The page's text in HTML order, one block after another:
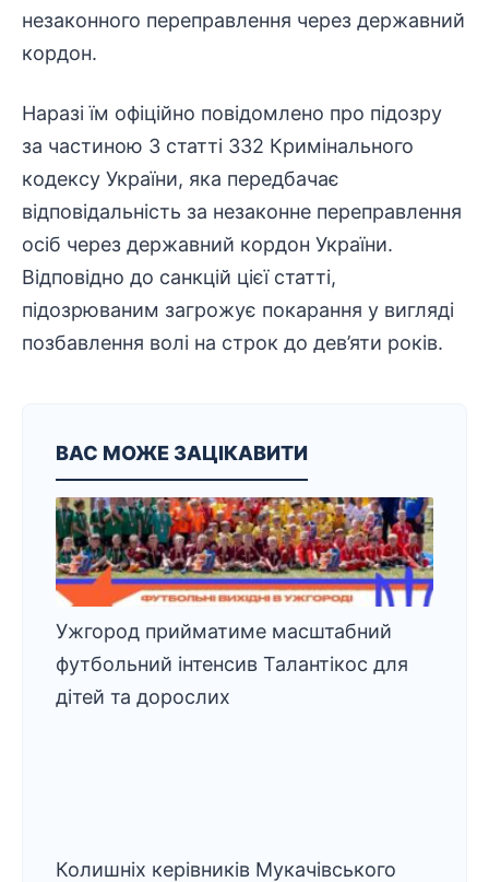
незаконного переправлення через державний
кордон.
Наразі їм офіційно повідомлено про підозру
за частиною 3 статті 332 Кримінального
кодексу України, яка передбачає
відповідальність за незаконне переправлення
осіб через державний кордон України.
Відповідно до санкцій цієї статті,
підозрюваним загрожує покарання у вигляді
позбавлення волі на строк до дев’яти років.
ВАС МОЖЕ ЗАЦІКАВИТИ
Ужгород прийматиме масштабний
футбольний інтенсив Талантікос для
дітей та дорослих
Колишніх керівників Мукачівського